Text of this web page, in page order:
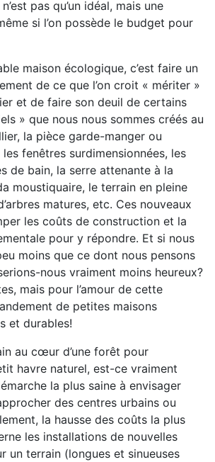
pas qu’un idéal, mais une
si l’on possède le budget pour
maison écologique, c’est faire un
de ce que l’on croit « mériter »
et de faire son deuil de certains
» que nous nous sommes créés au
la pièce garde-manger ou
les fenêtres surdimensionnées, les
de bain, la serre attenante à la
moustiquaire, le terrain en pleine
matures, etc. Ces nouveaux
les coûts de construction et la
pour y répondre. Et si nous
moins que ce dont nous pensons
nous vraiment moins heureux?
mais pour l’amour de cette
de petites maisons
et durables!
au cœur d’une forêt pour
havre naturel, est-ce vraiment
la plus saine à envisager
des centres urbains ou
la hausse des coûts la plus
les installations de nouvelles
un terrain (longues et sinueuses